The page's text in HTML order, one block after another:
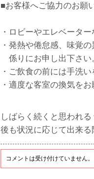
■お客様へご協力のお願
・ロビーやエレベータ
・発熱や倦怠感、味覚
係りにお申し出下さい
・ご飲食の前には手洗い
・適度な客室の換気をお
しばらく続くと思われ
後も状況に応じて出来る
コメントは受け付けていません。